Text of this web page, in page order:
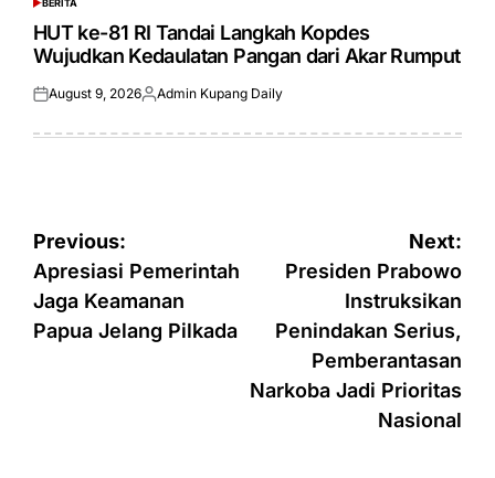
POSTED
IN
BERITA
HUT ke-81 RI Tandai Langkah Kopdes
Wujudkan Kedaulatan Pangan dari Akar Rumput
Posted
August 9, 2026Posted
Admin Kupang Daily
Post
navigation
Previous:
Apresiasi Pemerintah
Jaga Keamanan
Papua Jelang Pilkada
Next:
Presiden Prabowo
Instruksikan
Penindakan Serius,
Pemberantasan
Narkoba Jadi Prioritas
Nasional